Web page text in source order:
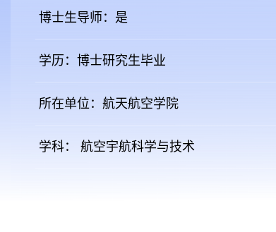
博士生导师：是
学历：博士研究生毕业
所在单位：航天航空学院
学科： 航空宇航科学与技术